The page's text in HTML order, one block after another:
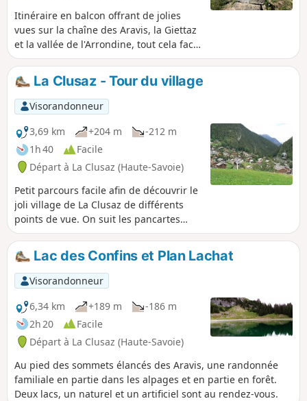
Itinéraire en balcon offrant de jolies
vues sur la chaîne des Aravis, la Giettaz
et la vallée de l'Arrondine, tout cela face
au Mont-Blanc. Attention ! Sentier fermé
jusqu'à nouvel ordre, entre le (5) et le
(6), par arrêté municipal en raison des
chutes de pierres, survenues le 17
juillet 2026, et d'un risque important
d'un nouvel éboulement.
La Clusaz - Tour du village
Visorandonneur
3,69 km
+204 m
-212 m
1h 40
Facile
Départ à La Clusaz (Haute-Savoie)
Petit parcours facile afin de découvrir le
joli village de La Clusaz de différents
points de vue. On suit les pancartes
"Tour du Village".
Lac des Confins et Plan Lachat
Visorandonneur
6,34 km
+189 m
-186 m
2h 20
Facile
Départ à La Clusaz (Haute-Savoie)
Au pied des sommets élancés des Aravis, une randonnée
familiale en partie dans les alpages et en partie en forêt.
Deux lacs, un naturel et un artificiel sont au rendez-vous.